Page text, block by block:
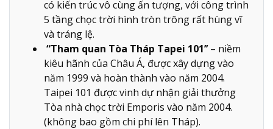
có kiến trúc vô cùng ấn tượng, với công trình
5 tầng chọc trời hình tròn trông rất hùng vĩ
và tráng lệ.
“Tham quan Tòa Tháp Tapei 101’’– niềm
kiêu hãnh của Châu Á, được xây dựng vào
năm 1999 và hoàn thành vào năm 2004.
Taipei 101 được vinh dự nhận giải thưởng
Tòa nhà chọc trời Emporis vào năm 2004.
(không bao gồm chi phí lên Tháp).